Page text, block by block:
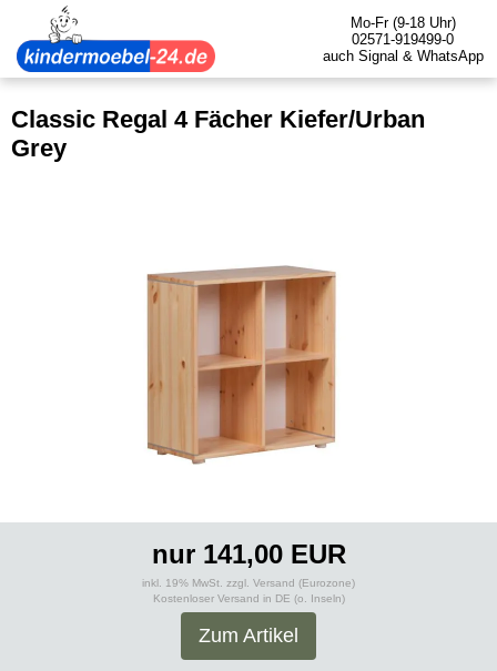
Mo-Fr (9-18 Uhr)
02571-919499-0
auch Signal & WhatsApp
Classic Regal 4 Fächer Kiefer/Urban
Grey
nur 141,00 EUR
inkl. 19% MwSt. zzgl. Versand (Eurozone)
Kostenloser Versand in DE (o. Inseln)
Zum Artikel